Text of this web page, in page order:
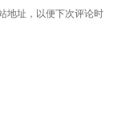
地址，以便下次评论时